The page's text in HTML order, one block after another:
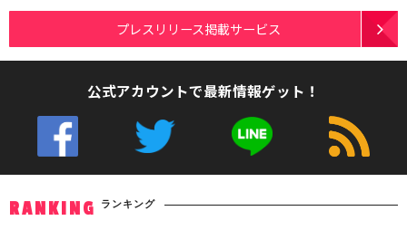
プレスリリース掲載サービス
公式アカウントで最新情報ゲット！
RANKING ランキング